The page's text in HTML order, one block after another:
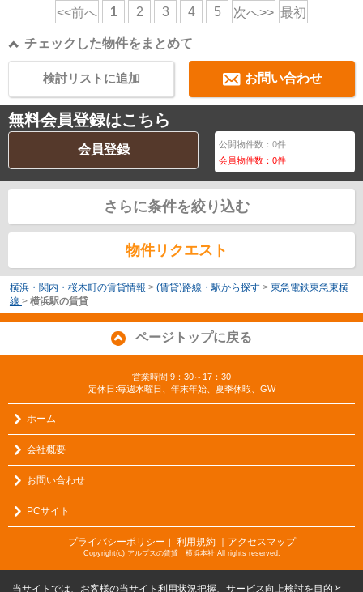
<<前へ 1 2 3 4 5 次へ>> 最初
チェックした物件をまとめて
お問い合わせ
検討リストに追加
無料会員登録はこちら
会員登録 公開物件数：0件
会員物件数：0件
さらに条件を絞り込む
物件リクエスト
横浜・関内・桜木町の賃貸情報 > (賃貸)路線・駅から探す > 東急電鉄東急東横
線 > 横浜駅の賃貸
ページトップに戻る
営業時間:9：30～17：30
定休日:毎週水曜日、年末年始、夏季休暇、GW
ホーム
会社概要
お問い合わせ
PCサイト
プライバシーポリシー ｜ 利用規約 ｜アクセスマップ
Copyright(c) アルプスの賃貸 横浜本社 All rights reserved.
当サイトでは、お客様の当サイト利用状況把握、サービス向上検討を目的と